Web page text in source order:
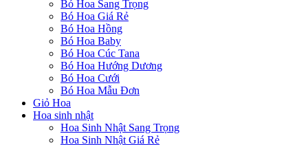
Bó Hoa Sang Trọng
Bó Hoa Giá Rẻ
Bó Hoa Hồng
Bó Hoa Baby
Bó Hoa Cúc Tana
Bó Hoa Hướng Dương
Bó Hoa Cưới
Bó Hoa Mẫu Đơn
Giỏ Hoa
Hoa sinh nhật
Hoa Sinh Nhật Sang Trọng
Hoa Sinh Nhật Giá Rẻ